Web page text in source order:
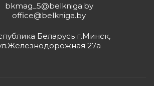
bkmag_5@belkniga.by
office@belkniga.by
Беларусь г.Минск,
27а